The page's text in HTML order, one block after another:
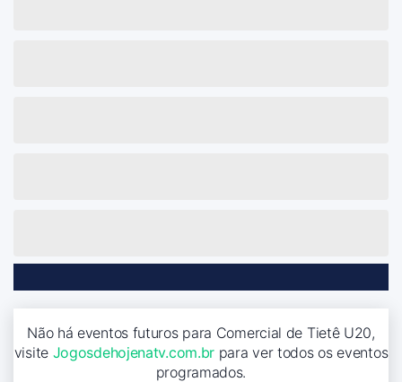
Não há eventos futuros para Comercial de Tietê U20,
visite Jogosdehojenatv.com.br para ver todos os eventos
programados.